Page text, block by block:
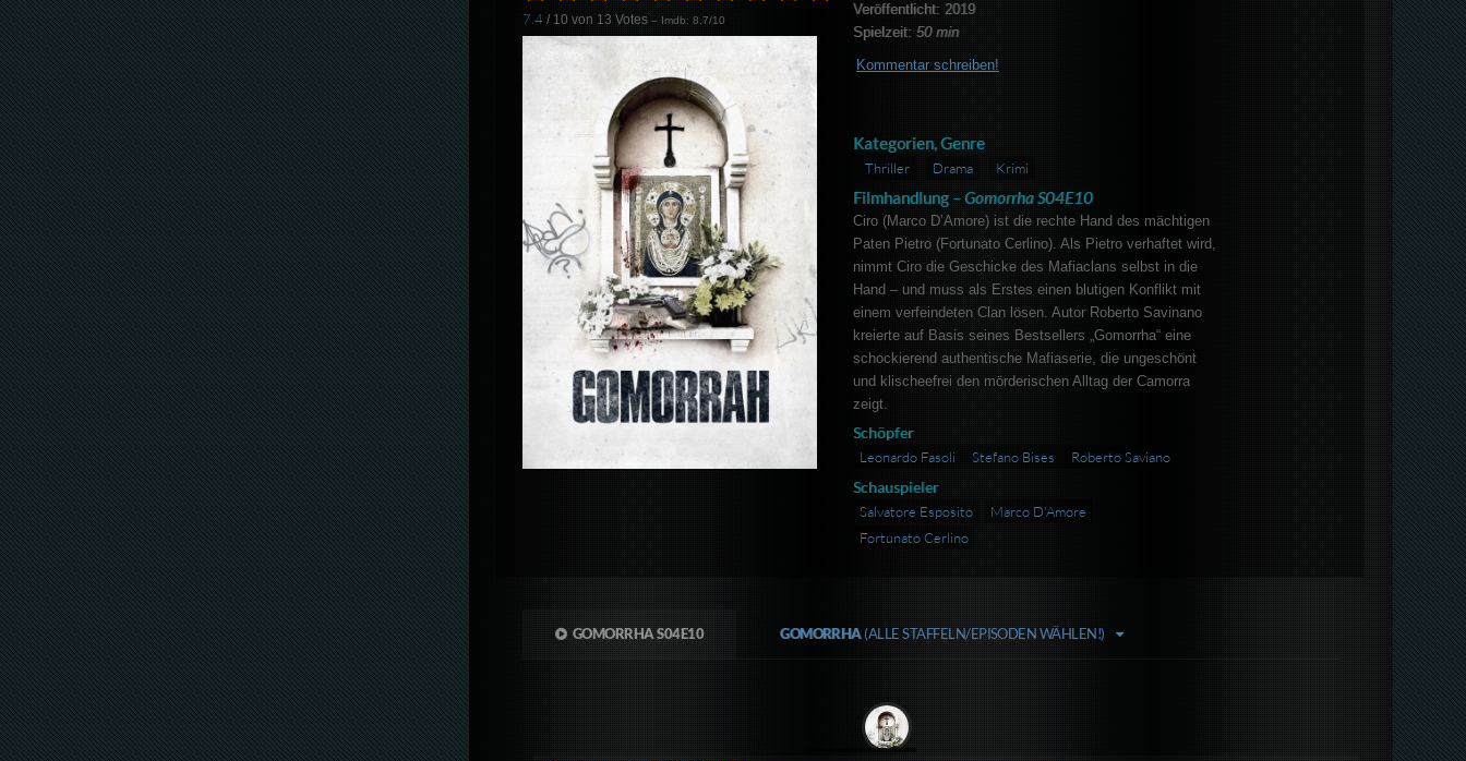
7.4 / 10 von 13 Votes – Imdb: 8.7/10
Veröffentlicht: 2019
Spielzeit: 50 min
Kommentar schreiben!
Kategorien, Genre
Thriller Drama Krimi
Filmhandlung –Gomorrha S04E10
Ciro (Marco D’Amore) ist die rechte Hand des mächtigen
Paten Pietro (Fortunato Cerlino). Als Pietro verhaftet wird,
nimmt Ciro die Geschicke des Mafiaclans selbst in die
Hand – und muss als Erstes einen blutigen Konflikt mit
einem verfeindeten Clan lösen. Autor Roberto Savinano
kreierte auf Basis seines Bestsellers „Gomorrha“ eine
schockierend authentische Mafiaserie, die ungeschönt
und klischeefrei den mörderischen Alltag der Camorra
zeigt.
Schöpfer
Leonardo Fasoli Stefano Bises Roberto Saviano
Schauspieler
Salvatore Esposito
Marco D'Amore
Fortunato Cerlino
GOMORRHA S04E10 GOMORRHA(ALLE STAFFELN/EPISODEN WÄHLEN!)